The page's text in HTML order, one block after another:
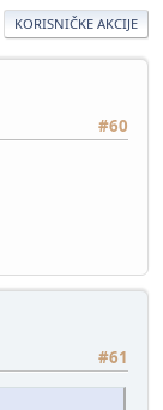
KORISNIČKE AKCIJE
#60
#61